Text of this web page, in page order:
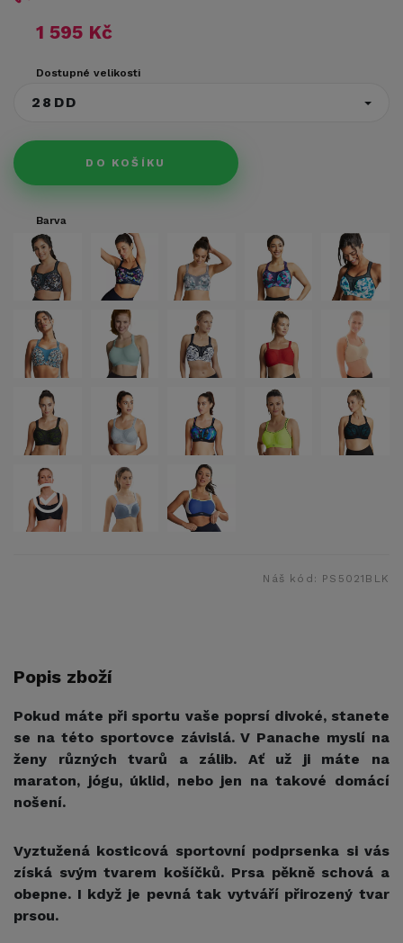
1 595 Kč
Dostupné velikosti
28DD
DO KOŠÍKU
Barva
Náš kód: PS5021BLK
Popis zboží
Pokud máte při sportu vaše poprsí divoké, stanete
se na této sportovce závislá. V Panache myslí na
ženy různých tvarů a zálib. Ať už ji máte na
maraton, jógu, úklid, nebo jen na takové domácí
nošení.
Vyztužená kosticová sportovní podprsenka si vás
získá svým tvarem košíčků. Prsa pěkně schová a
obepne. I když je pevná tak vytváří přirozený tvar
prsou.